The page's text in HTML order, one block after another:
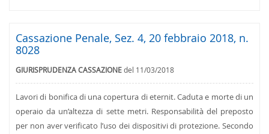
Cassazione Penale, Sez. 4, 20 febbraio 2018, n.
8028
GIURISPRUDENZA CASSAZIONEdel 11/03/2018
Lavori di bonifica di una copertura di eternit. Caduta e morte di un
operaio da un’altezza di sette metri. Responsabilità del preposto
per non aver verificato l’uso dei dispositivi di protezione. Secondo